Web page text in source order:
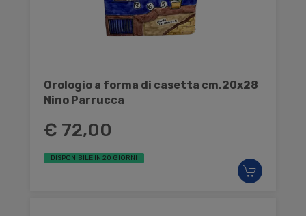
Orologio a forma di casetta cm.20x28
Nino Parrucca
€ 72,00
DISPONIBILE IN 20 GIORNI